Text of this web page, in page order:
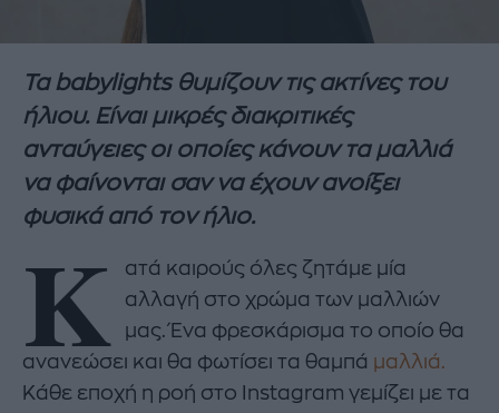
Τα babylights θυμίζουν τις ακτίνες του
ήλιου. Είναι μικρές διακριτικές
ανταύγειες οι οποίες κάνουν τα μαλλιά
να φαίνονται σαν να έχουν ανοίξει
φυσικά από τον ήλιο.
Κ
ατά καιρούς όλες ζητάμε μία
αλλαγή στο χρώμα των μαλλιών
μας. Ένα φρεσκάρισμα το οποίο θα
ανανεώσει και θα φωτίσει τα θαμπά μαλλιά.
Κάθε εποχή η ροή στο Instagram γεμίζει με τα